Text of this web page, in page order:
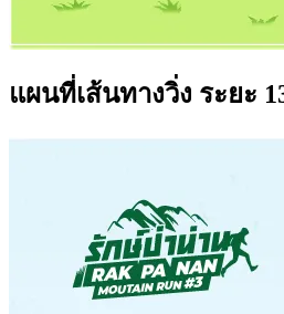
แผนที่เส้นทางวิ่ง ระยะ